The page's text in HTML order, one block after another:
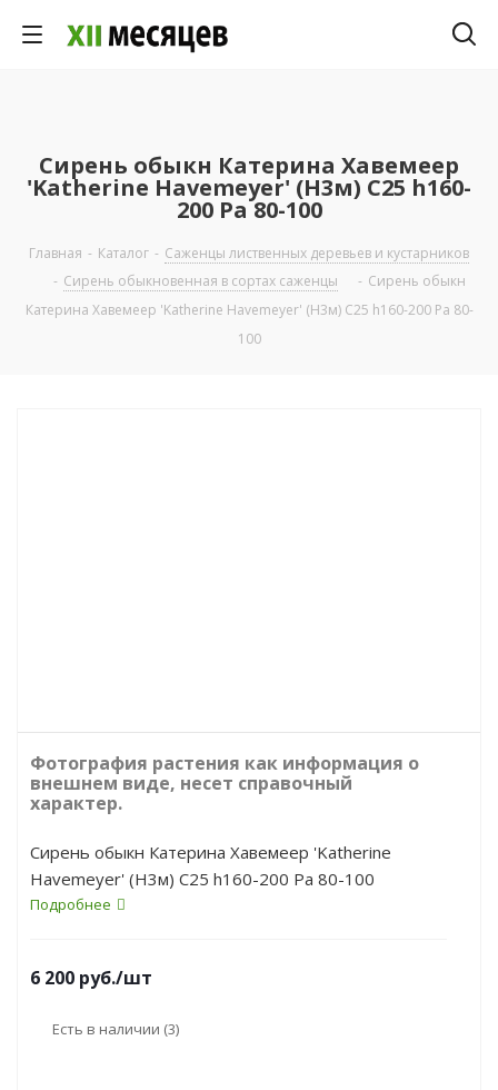
Сирень обыкн Катерина Хавемеер
'Katherine Havemeyer' (Н3м) C25 h160-
200 Pa 80-100
Главная - Каталог - Саженцы лиственных деревьев и кустарников
- Сирень обыкновенная в сортах саженцы - Сирень обыкн
Катерина Хавемеер 'Katherine Havemeyer' (Н3м) C25 h160-200 Pa 80-
100
Фотография растения как информация о
внешнем виде, несет справочный
характер.
Сирень обыкн Катерина Хавемеер 'Katherine
Havemeyer' (Н3м) C25 h160-200 Pa 80-100
Подробнее
6 200 руб./шт
Есть в наличии (3)